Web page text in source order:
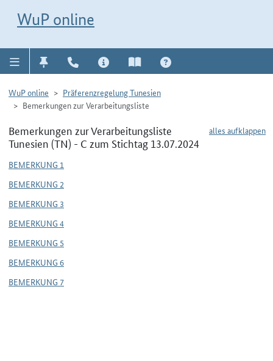
WuP online
WuP online
Präferenzregelung Tunesien
Bemerkungen zur Verarbeitungsliste
alles aufklappen
Bemerkungen zur Verarbeitungsliste
Tunesien (TN) - C zum Stichtag 13.07.2024
BEMERKUNG 1
BEMERKUNG 2
BEMERKUNG 3
BEMERKUNG 4
BEMERKUNG 5
BEMERKUNG 6
BEMERKUNG 7